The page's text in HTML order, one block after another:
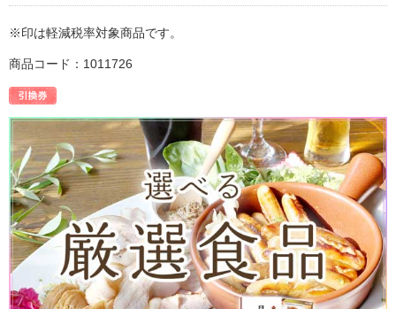
※印は軽減税率対象商品です。
商品コード：1011726